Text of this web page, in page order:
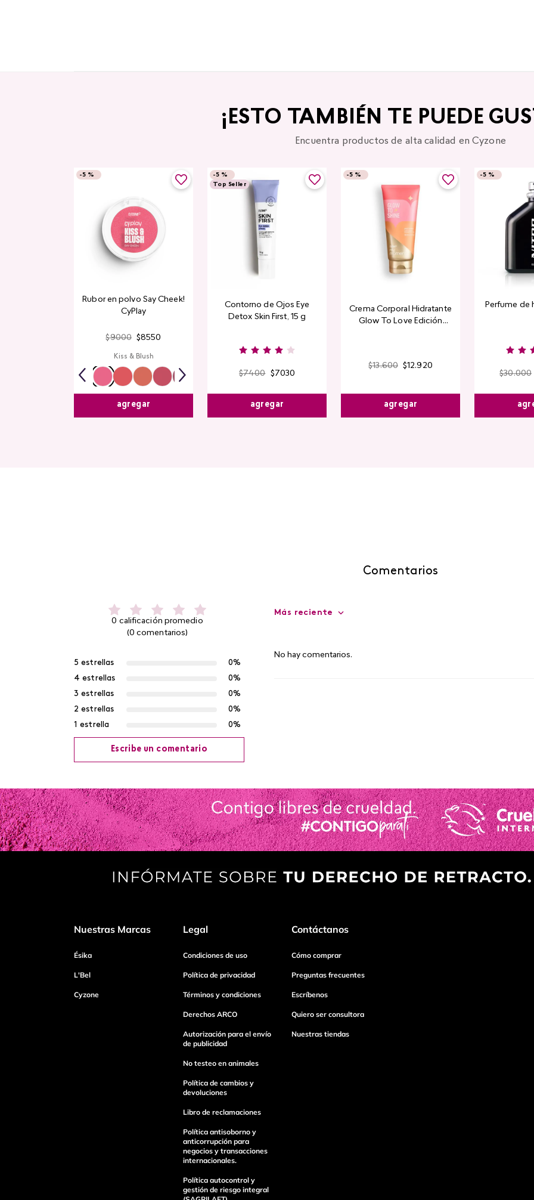
¡ESTO TAMBIÉN TE PUEDE
Encuentra productos de alta calidad en Cyzone
-5 %
Rubor en polvo Say Cheek!
CyPlay
$9000 $8550
Kiss & Blush
agregar
-5 %
Top Seller
Contorno de Ojos Eye
Detox Skin First, 15 g
$7400 $7030
agregar
-5 %
Crema Corporal Hidratante
Glow To Love Edición
$13.600 $12.920
agregar
-5 %
Perfume de
$30.000
Comentarios
0 calificación promedio
(0 comentarios)
5 estrellas
0%
4 estrellas
0%
3 estrellas
0%
2 estrellas
0%
1 estrella
0%
Escribe un comentario
Agregar comentario
Título
Más reciente
No hay comentarios.
Nuestras Marcas
Ésika
L'Bel
Cyzone
Legal
Condiciones de uso
Política de privacidad
Términos y condiciones
Derechos ARCO
Autorización para el envío
de publicidad
No testeo en animales
Política de cambios y
devoluciones
Libro de reclamaciones
Política antisoborno y
anticorrupción para
negocios y transacciones
internacionales.
Política autocontrol y
gestión de riesgo integral
Contáctanos
Cómo comprar
Preguntas frecuentes
Escríbenos
Quiero ser consultora
Nuestras tiendas